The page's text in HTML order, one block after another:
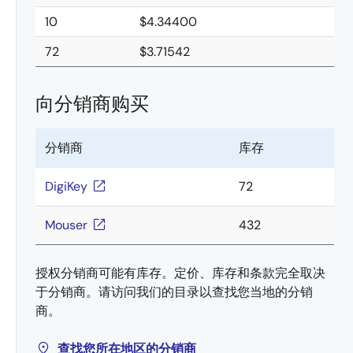
10
$4.34400
72
$3.71542
向分销商购买
分销商 库存
DigiKey 72
Mouser 432
授权分销商可能有库存。定价、库存和条款完全取决
于分销商。请访问我们的目录以查找您当地的分销
商。
查找您所在地区的分销商